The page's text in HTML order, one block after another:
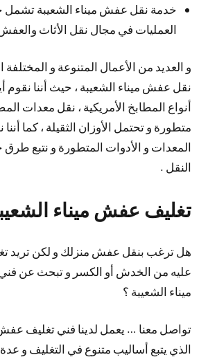
خدمة نقل عفش ميناء الشعيبة تشمل
العمليات في مجال نقل الأثاث والعفش
و العديد من الأعمال المتنوعة و المختلفة
نقل عفش ميناء الشعيبة ، حيث أننا نقوم
أنواع المطابخ الأمريكية ، نقل معدات
متطورة و تحتمل الأوزان الثقيلة ، كما
المعدات و الأدوات المتطورة و نتبع
النقل .
تغليف عفش ميناء
هل ترغب بنقل عفش منزلك و لكن تريد
عليه من الخدش أو الكسر و تبحث عن
ميناء الشعيبة ؟
تواصل معنا … يعمل لدينا فني تغليف عفش
الذي يتبع أساليب متنوع في التغليف و